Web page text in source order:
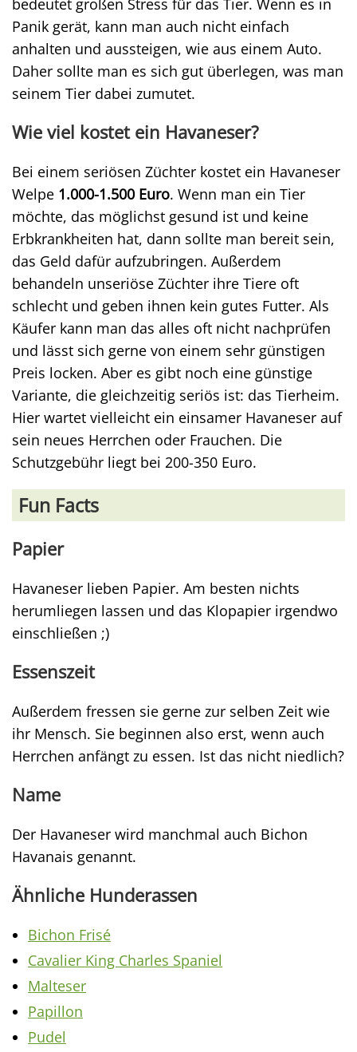
bedeutet großen Stress für das Tier. Wenn es in
Panik gerät, kann man auch nicht einfach
anhalten und aussteigen, wie aus einem Auto.
Daher sollte man es sich gut überlegen, was man
seinem Tier dabei zumutet.
Wie viel kostet ein Havaneser?
Bei einem seriösen Züchter kostet ein Havaneser
Welpe 1.000-1.500 Euro. Wenn man ein Tier
möchte, das möglichst gesund ist und keine
Erbkrankheiten hat, dann sollte man bereit sein,
das Geld dafür aufzubringen. Außerdem
behandeln unseriöse Züchter ihre Tiere oft
schlecht und geben ihnen kein gutes Futter. Als
Käufer kann man das alles oft nicht nachprüfen
und lässt sich gerne von einem sehr günstigen
Preis locken. Aber es gibt noch eine günstige
Variante, die gleichzeitig seriös ist: das Tierheim.
Hier wartet vielleicht ein einsamer Havaneser auf
sein neues Herrchen oder Frauchen. Die
Schutzgebühr liegt bei 200-350 Euro.
Fun Facts
Papier
Havaneser lieben Papier. Am besten nichts
herumliegen lassen und das Klopapier irgendwo
einschließen ;)
Essenszeit
Außerdem fressen sie gerne zur selben Zeit wie
ihr Mensch. Sie beginnen also erst, wenn auch
Herrchen anfängt zu essen. Ist das nicht niedlich?
Name
Der Havaneser wird manchmal auch Bichon
Havanais genannt.
Ähnliche Hunderassen
Bichon Frisé
Cavalier King Charles Spaniel
Malteser
Papillon
Pudel